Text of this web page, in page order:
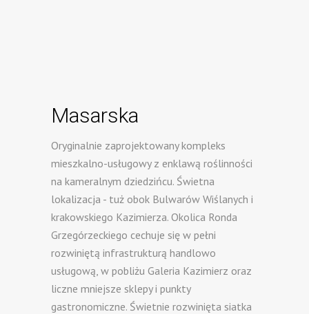
Masarska
Oryginalnie zaprojektowany kompleks
mieszkalno-usługowy z enklawą roślinności
na kameralnym dziedzińcu. Świetna
lokalizacja - tuż obok Bulwarów Wiślanych i
krakowskiego Kazimierza. Okolica Ronda
Grzegórzeckiego cechuje się w pełni
rozwiniętą infrastrukturą handlowo
usługową, w pobliżu Galeria Kazimierz oraz
liczne mniejsze sklepy i punkty
gastronomiczne. Świetnie rozwinięta siatka